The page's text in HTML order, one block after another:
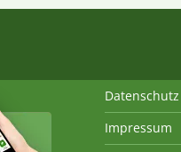
Datenschutz
Impressum